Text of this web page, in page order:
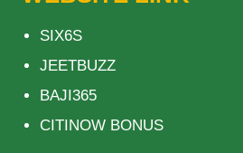
SIX6S
JEETBUZZ
BAJI365
CITINOW BONUS